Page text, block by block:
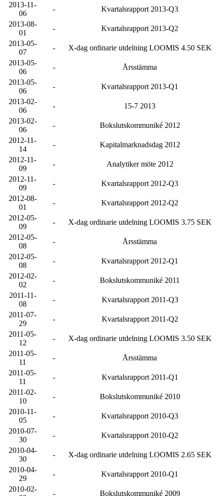
2013-11-
06
-
Kvartalsrapport 2013-Q3
2013-08-
01
-
Kvartalsrapport 2013-Q2
2013-05-
07
-
X-dag ordinarie utdelning LOOMIS 4.50 SEK
2013-05-
06
-
Årsstämma
2013-05-
06
-
Kvartalsrapport 2013-Q1
2013-02-
06
-
15-7 2013
2013-02-
06
-
Bokslutskommuniké 2012
2012-11-
14
-
Kapitalmarknadsdag 2012
2012-11-
09
-
Analytiker möte 2012
2012-11-
09
-
Kvartalsrapport 2012-Q3
2012-08-
01
-
Kvartalsrapport 2012-Q2
2012-05-
09
-
X-dag ordinarie utdelning LOOMIS 3.75 SEK
2012-05-
08
-
Årsstämma
2012-05-
08
-
Kvartalsrapport 2012-Q1
2012-02-
02
-
Bokslutskommuniké 2011
2011-11-
08
-
Kvartalsrapport 2011-Q3
2011-07-
29
-
Kvartalsrapport 2011-Q2
2011-05-
12
-
X-dag ordinarie utdelning LOOMIS 3.50 SEK
2011-05-
11
-
Årsstämma
2011-05-
11
-
Kvartalsrapport 2011-Q1
2011-02-
10
-
Bokslutskommuniké 2010
2010-11-
05
-
Kvartalsrapport 2010-Q3
2010-07-
30
-
Kvartalsrapport 2010-Q2
2010-04-
30
-
X-dag ordinarie utdelning LOOMIS 2.65 SEK
2010-04-
29
-
Kvartalsrapport 2010-Q1
2010-02-
- Bokslutskommuniké 2009